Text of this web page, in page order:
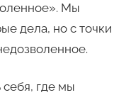
Мы
дела, но с точки
где мы